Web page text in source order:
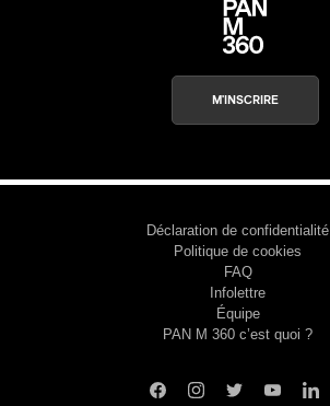
M'INSCRIRE
Déclaration de confidentialité
Politique de cookies
FAQ
Infolettre
Équipe
PAN M 360 c’est quoi ?